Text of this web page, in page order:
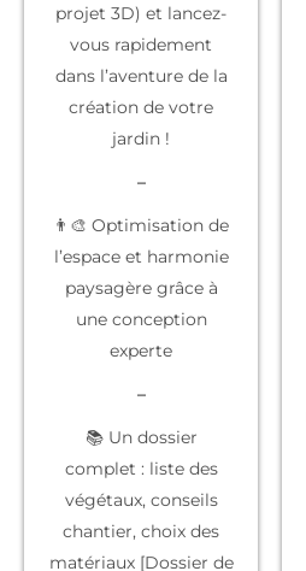
projet 3D) et lancez-
vous rapidement
dans l’aventure de la
création de votre
jardin !
–
👨‍🎨 Optimisation de
l’espace et harmonie
paysagère grâce à
une conception
experte
–
📚 Un dossier
complet : liste des
végétaux, conseils
chantier, choix des
matériaux [Dossier de